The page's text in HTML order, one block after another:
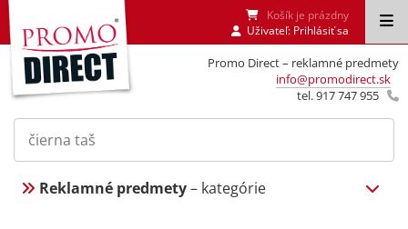
Promo Direct – reklamné predmety
info@promodirect.sk
tel. 917 747 955
Košík je prázdny
Uživateľ: Prihlásiť sa
Reklamné predmety– kategórie